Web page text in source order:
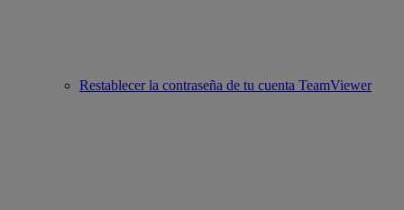
Restablecer la contraseña de tu cuenta TeamViewer